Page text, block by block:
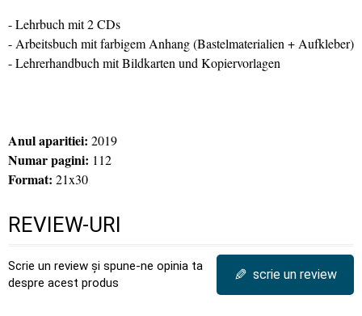
- Lehrbuch mit 2 CDs
- Arbeitsbuch mit farbigem Anhang (Bastelmaterialien + Aufkleber)
- Lehrerhandbuch mit Bildkarten und Kopiervorlagen
Anul aparitiei: 2019
Numar pagini: 112
Format: 21x30
REVIEW-URI
Scrie un review și spune-ne opinia ta
despre acest produs
✎ scrie un review